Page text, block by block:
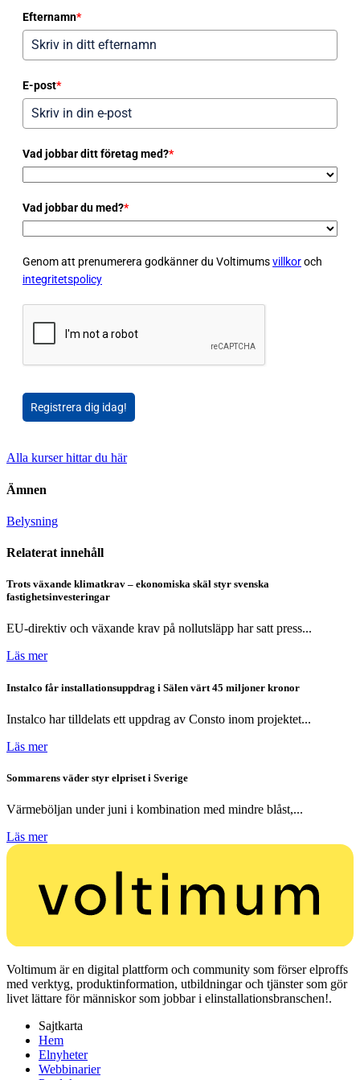
Efternamn*
E-post*
Vad jobbar ditt företag med?*
Vad jobbar du med?*
Genom att prenumerera godkänner du Voltimumsvillkoroch
integritetspolicy
Registrera dig idag!
Alla kurser hittar du här
Ämnen
Belysning
Relaterat innehåll
Trots växande klimatkrav – ekonomiska skäl styr svenska
fastighetsinvesteringar
EU-direktiv och växande krav på nollutsläpp har satt press...
Läs mer
Instalco får installationsuppdrag i Sälen värt 45 miljoner kronor
Instalco har tilldelats ett uppdrag av Consto inom projektet...
Läs mer
Sommarens väder styr elpriset i Sverige
Värmeböljan under juni i kombination med mindre blåst,...
Läs mer
Voltimum är en digital plattform och community som förser elproffs
med verktyg, produktinformation, utbildningar och tjänster som gör
livet lättare för människor som jobbar i elinstallationsbranschen!.
Sajtkarta
Hem
Elnyheter
Webbinarier